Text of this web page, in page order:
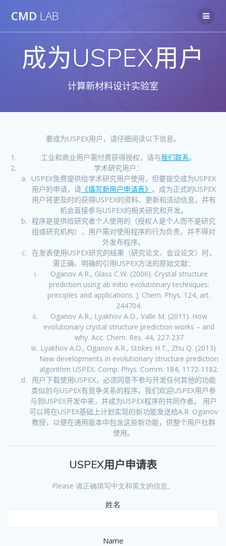
CMD LAB
成为USPEX用户
计算新材料设计实验室
要成为USPEX用户，请仔细阅读以下信息。
工业和商业用户需付费获得授权，请与我们联系。
学术研究用户：
USPEX免费提供给学术研究用户使用，但要提交成为USPEX
用户的申请，请《填写新用户申请表》 。成为正式的USPEX
用户将更及时的获得USPEX的资料、更新和活动信息，并有
机会直接参与USPEX的相关研究和开发。
程序是提供给研究者个人使用的（授权人是个人而不是研究
组或研究机构），用户需对使用程序的行为负责，并不得对
外发布程序。
在发表使用USPEX研究的结果（研究论文、会议论文）时，
需正确、明确的引用USPEX方法的原始文献：
Oganov A.R., Glass C.W. (2006). Crystal structure
prediction using ab initio evolutionary techniques:
principles and applications. J. Chem. Phys. 124, art.
244704.
Oganov A.R., Lyakhov A.O., Valle M. (2011). How
evolutionary crystal structure prediction works – and
why. Acc. Chem. Res. 44, 227-237
Lyakhov A.O., Oganov A.R., Stokes H.T., Zhu Q. (2013).
New developments in evolutionary structure prediction
algorithm USPEX. Comp. Phys. Comm. 184, 1172-1182.
用户下载使用USPEX，必须同意不参与开发任何其他的功能
类似的与USPEX有竞争关系的程序。我们欢迎USPEX用户参
与到USPEX开发中来，并成为USPEX程序的共同作者。 用户
可以将在USPEX基础上计划实现的新功能发送给A.R. Oganov
教授，以便在通用版本中包含这些新功能，供整个用户社群
使用。
USPEX用户申请表
Please 请正确填写中文和英文的信息。
姓名
Name